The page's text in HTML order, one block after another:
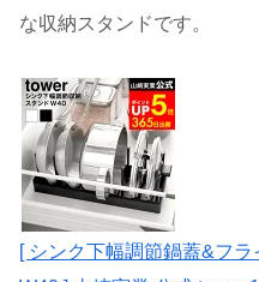
な収納スタンドです。
[ シンク下幅調節鍋蓋&フ